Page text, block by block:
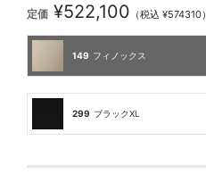
定価 ¥522,100 （税込 ¥574310）
149 フィノックス
299 ブラックXL